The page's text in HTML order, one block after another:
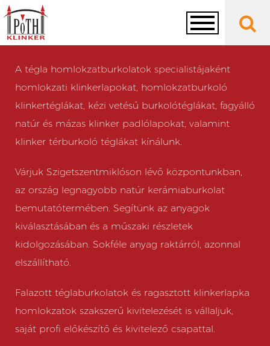
Toggle
A tégla homlokzatburkolatok specialistájaként
homlokzati klinkerlapokat, homlokzatburkoló
klinkertéglákat, kézi vetésű burkolótéglákat, fagyálló
natúr és mázas klinker padlólapokat, valamint
klinker térburkoló téglákat kínálunk.
Várjuk Szigetszentmiklóson lévő központunkban,
az ország legnagyobb natúr kerámiaburkolat
bemutatótermében. Segítünk az anyagok
kiválasztásában és a műszaki részletek
kidolgozásában. Sokféle anyag raktárról, azonnal
elszállítható.
Falazott téglaburkolatok és ragasztott klinkerlapka
homlokzatok szakszerű kivitelezését is vállaljuk,
saját profi előkészítő és kivitelező csapattal.